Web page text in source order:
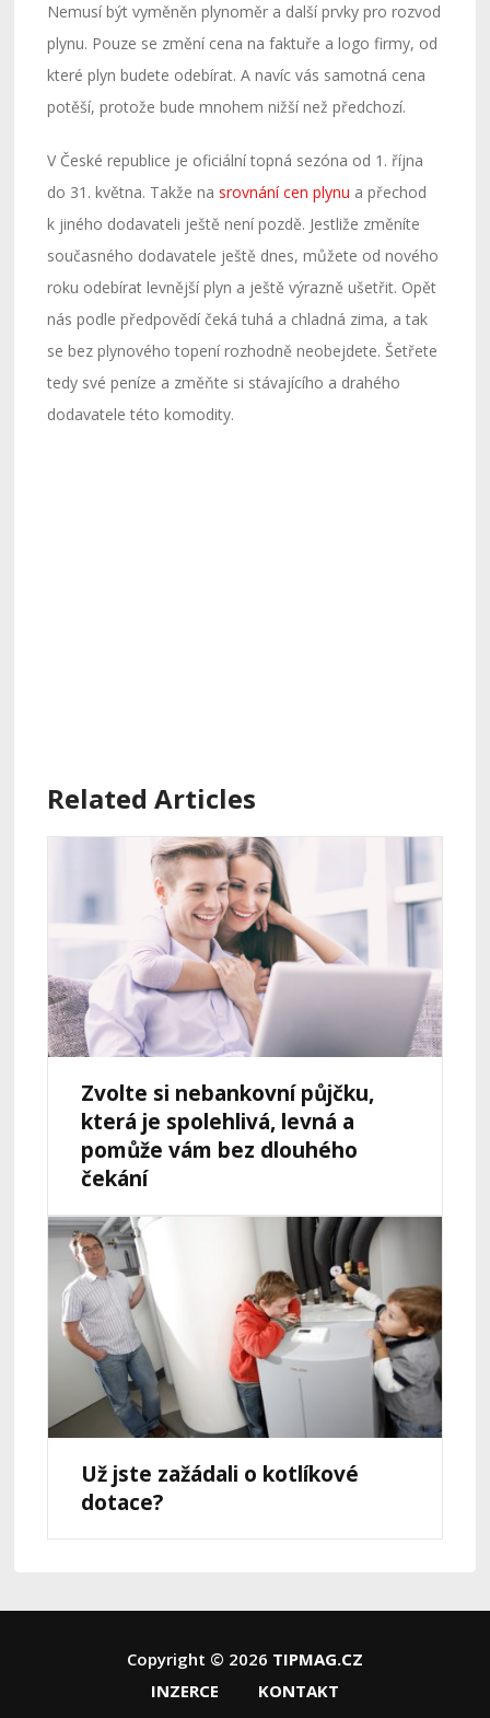
Nemusí být vyměněn plynoměr a další prvky pro rozvod
plynu. Pouze se změní cena na faktuře a logo firmy, od
které plyn budete odebírat. A navíc vás samotná cena
potěší, protože bude mnohem nižší než předchozí.
V České republice je oficiální topná sezóna od 1. října
do 31. května. Takže nasrovnání cen plynu a přechod
k jiného dodavateli ještě není pozdě. Jestliže změníte
současného dodavatele ještě dnes, můžete od nového
roku odebírat levnější plyn a ještě výrazně ušetřit. Opět
nás podle předpovědí čeká tuhá a chladná zima, a tak
se bez plynového topení rozhodně neobejdete. Šetřete
tedy své peníze a změňte si stávajícího a drahého
dodavatele této komodity.
Related Articles
Zvolte si nebankovní půjčku,
která je spolehlivá, levná a
pomůže vám bez dlouhého
čekání
Už jste zažádali o kotlíkové
dotace?
Copyright © 2026 TIPMAG.CZ
INZERCE
KONTAKT